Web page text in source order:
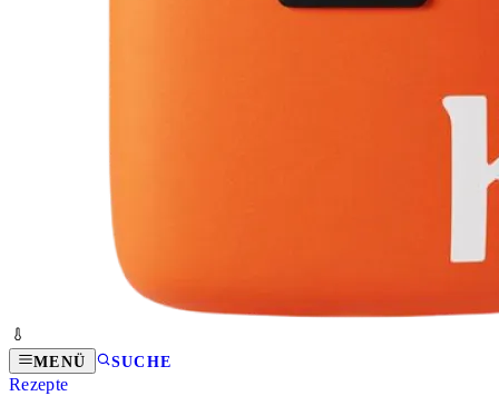
MENÜ SUCHE
Rezepte